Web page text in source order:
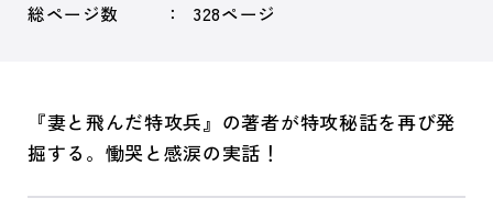
総ページ数 328ページ
『妻と飛んだ特攻兵』の著者が特攻秘話を再び発
掘する。慟哭と感涙の実話！